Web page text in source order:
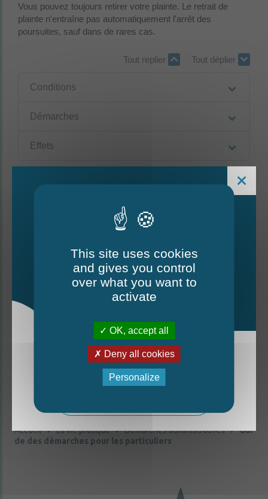
Vous pouvez toujours retirer votre plainte. Le retrait de
plainte n'entraîne pas automatiquement l'arrêt des
poursuites, sauf dans de rares cas.
Tout replier Tout déplier
Conditions
Démarches
Effets
Questions ? Réponses !
Que se passe-t-il après un dépôt de plainte ?
Direction de l'information légale et administrative
comarquage developpé parbaseo.io
Accueil La vie pratique Démarches administratives
Gui
de des démarches pour les particuliers
Le Mag - édition estivale
La nouvelle édition du Mag est arrivée!
This site uses cookies
and gives you control
over what you want to
activate
OK, accept all
Deny all cookies
Personalize